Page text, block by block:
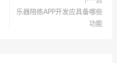
乐器陪练APP开发应具备哪些
功能